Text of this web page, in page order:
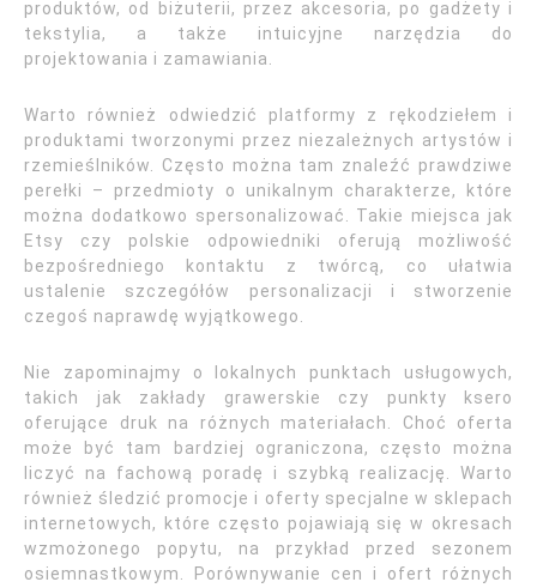
produktów, od biżuterii, przez akcesoria, po gadżety i
tekstylia, a także intuicyjne narzędzia do
projektowania i zamawiania.
Warto również odwiedzić platformy z rękodziełem i
produktami tworzonymi przez niezależnych artystów i
rzemieślników. Często można tam znaleźć prawdziwe
perełki – przedmioty o unikalnym charakterze, które
można dodatkowo spersonalizować. Takie miejsca jak
Etsy czy polskie odpowiedniki oferują możliwość
bezpośredniego kontaktu z twórcą, co ułatwia
ustalenie szczegółów personalizacji i stworzenie
czegoś naprawdę wyjątkowego.
Nie zapominajmy o lokalnych punktach usługowych,
takich jak zakłady grawerskie czy punkty ksero
oferujące druk na różnych materiałach. Choć oferta
może być tam bardziej ograniczona, często można
liczyć na fachową poradę i szybką realizację. Warto
również śledzić promocje i oferty specjalne w sklepach
internetowych, które często pojawiają się w okresach
wzmożonego popytu, na przykład przed sezonem
osiemnastkowym. Porównywanie cen i ofert różnych